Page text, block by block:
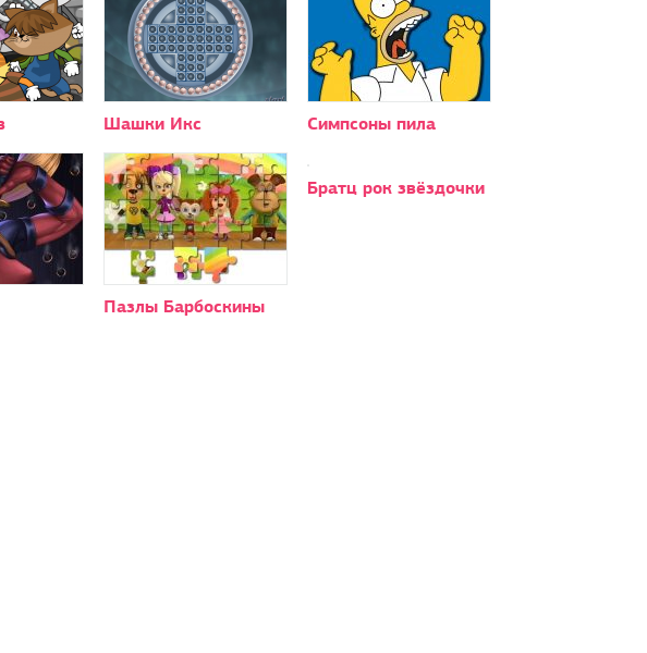
Шашки Икс Симпсоны пила
Пазлы Барбоскины
Братц рок звёздочки